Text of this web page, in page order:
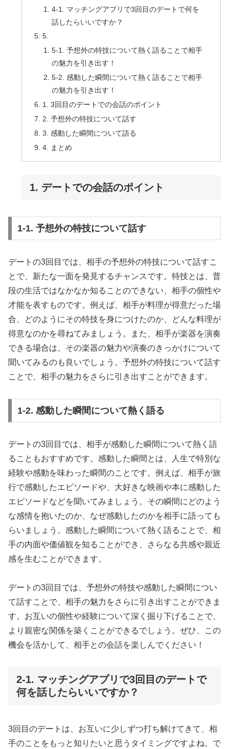
4-1. マッチングアプリで3回目のデートで何を
話したらいいですか？
5.
5-1. 予想外の特技について熱く語ることで相手
の魅力を引き出す！
5-2. 感動した瞬間について熱く語ることで相手
の魅力を引き出す！
1. 3回目のデートでの会話のポイント
2. 予想外の特技について話す
3. 感動した瞬間について語る
4. まとめ
1. デートでの会話のポイント
1-1. 予想外の特技について話す
デートの3回目では、相手の予想外の特技について話すこ
とで、新たな一面を発見するチャンスです。特技とは、普
段の生活ではなかなか知ることのできない、相手の個性や
才能を表すものです。例えば、相手が料理が得意だった場
合、どのようにその特技を身につけたのか、どんな料理が
得意なのかを尋ねてみましょう。また、相手が楽器を演奏
できる場合は、その楽器の魅力や演奏のきっかけについて
聞いてみるのも良いでしょう。予想外の特技について話す
ことで、相手の魅力をさらに引き出すことができます。
1-2. 感動した瞬間について熱く語る
デートの3回目では、相手が感動した瞬間について熱く語
ることもおすすめです。感動した瞬間とは、人生で特別な
経験や感動を味わった瞬間のことです。例えば、相手が旅
行で感動したエピソードや、大好きな映画や本に感動した
エピソードなどを聞いてみましょう。その瞬間にどのよう
な感情を抱いたのか、なぜ感動したのかを相手に語っても
らいましょう。感動した瞬間について熱く語ることで、相
手の内面や価値観を知ることができ、さらなる共感や親近
感を生むことができます。
デートの3回目では、予想外の特技や感動した瞬間につい
て話すことで、相手の魅力をさらに引き出すことができま
す。お互いの個性や経験について深く掘り下げることで、
より親密な関係を築くことができるでしょう。ぜひ、この
機会を活かして、相手との会話を楽しんでください！
2-1. マッチングアプリで3回目のデートで
何を話したらいいですか？
3回目のデートは、お互いに少しずつ打ち解けてきて、相
手のことをもっと知りたいと思うタイミングですよね。で